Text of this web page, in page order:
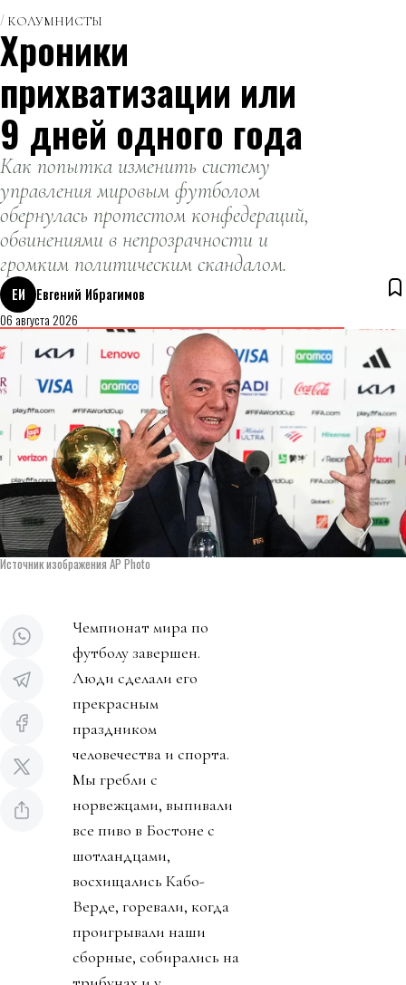
КОЛУМНИСТЫ
Хроники
прихватизации или
9 дней одного года
Как попытка изменить систему
управления мировым футболом
обернулась протестом конфедераций,
обвинениями в непрозрачности и
громким политическим скандалом.
ЕИ
Евгений Ибрагимов
06 августа 2026
Источник изображения AP Photo
Чемпионат мира по
футболу завершен.
Люди сделали его
прекрасным
праздником
человечества и спорта.
Мы гребли с
норвежцами, выпивали
все пиво в Бостоне с
шотландцами,
восхищались Кабо-
Верде, горевали, когда
проигрывали наши
сборные, собирались на